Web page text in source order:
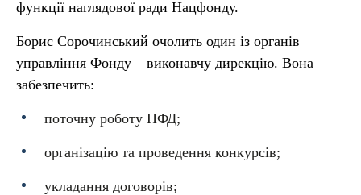
функції наглядової ради Нацфонду.
Борис Сорочинський очолить один із органів
управління Фонду – виконавчу дирекцію. Вона
забезпечить:
поточну роботу НФД;
організацію та проведення конкурсів;
укладання договорів;